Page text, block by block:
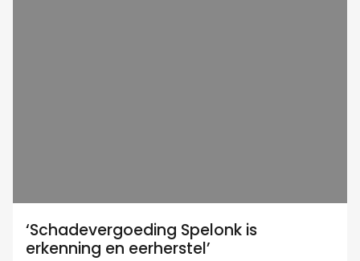
‘Schadevergoeding Spelonk is
erkenning en eerherstel’